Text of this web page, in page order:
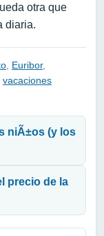
otra que
diaria.
Euribor,
vacaciones
niÃ±os (y los
precio de la